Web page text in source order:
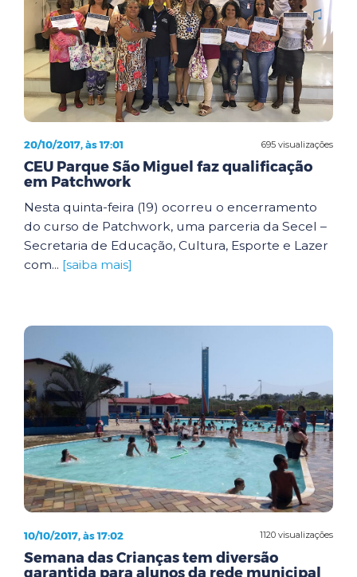
695 visualizações
20/10/2017, às 17:01
CEU Parque São Miguel faz qualificação
em Patchwork
Nesta quinta-feira (19) ocorreu o encerramento
do curso de Patchwork, uma parceria da Secel –
Secretaria de Educação, Cultura, Esporte e Lazer
com... [saiba mais]
1120 visualizações
10/10/2017, às 17:02
Semana das Crianças tem diversão
garantida para alunos da rede municipal